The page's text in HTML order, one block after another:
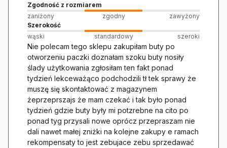
Zgodność z rozmiarem
zaniżony
zgodny
zawyżony
Szerokość
wąski
standardowy szeroki
Nie polecam tego sklepu zakupiłam buty po
otworzeniu paczki doznałam szoku buty nosiły
ślady użytkowania zgłosiłam ten fakt ponad
tydzień lekceważąco podchodzili tł tek sprawy że
muszę się skontaktować z magazynem
żeprzeprszajs że mam czekać i tak było ponad
tydzień gdzie buty były mi potzrebne na cito po
ponad tyg przysali nowe oprócz przepraszam nie
dali nawet małej zniżki na kolejne zakupy e ramach
rekompensaty to jest zebujace zebu sprzedawać